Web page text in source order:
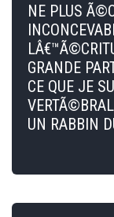
NE PLUS
GRANDE
CE QUE JE
UN RABBIN